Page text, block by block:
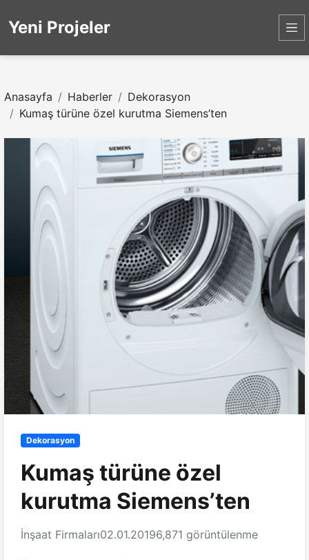
Yeni Projeler
Anasayfa Haberler
Dekorasyon
Kumaş türüne özel kurutma Siemens’ten
Dekorasyon
Kumaş türüne özel
kurutma Siemens’ten
İnşaat Firmaları02.01.20196,871 görüntülenme